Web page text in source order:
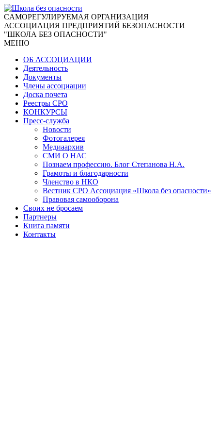
CАМОРЕГУЛИРУЕМАЯ ОРГАНИЗАЦИЯ
АССОЦИАЦИЯ ПРЕДПРИЯТИЙ БЕЗОПАСНОСТИ
"ШКОЛА БЕЗ ОПАСНОСТИ"
МЕНЮ
ОБ АССОЦИАЦИИ
Деятельность
Документы
Члены ассоциации
Доска почета
Реестры СРО
КОНКУРСЫ
Пресс-служба
Новости
Фотогалерея
Медиаархив
СМИ О НАС
Познаем профессию. Блог Степанова Н.А.
Грамоты и благодарности
Членство в НКО
Вестник СРО Ассоциация «Школа без опасности»
Правовая самооборона
Своих не бросаем
Партнеры
Книга памяти
Контакты